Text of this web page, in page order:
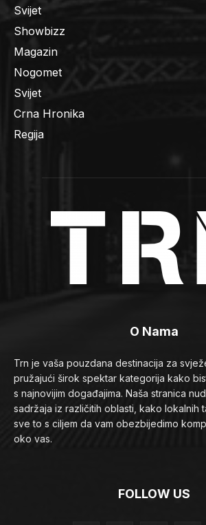
Svijet
Showbizz
Magazin
Nogomet
Svijet
Crna Hronika
Regija
O Nama
Trn je vaša pouzdana destinacija za
pružajući širok spektar kategorija kako
s najnovijim događajima. Naša stranica
sadržaja iz različitih oblasti, kako lokalnih
sve to s ciljem da vam obezbijedimo
oko vas.
FOLLOW US